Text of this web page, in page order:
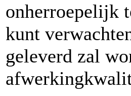
onherroepelijk
kunt
geleverd zal